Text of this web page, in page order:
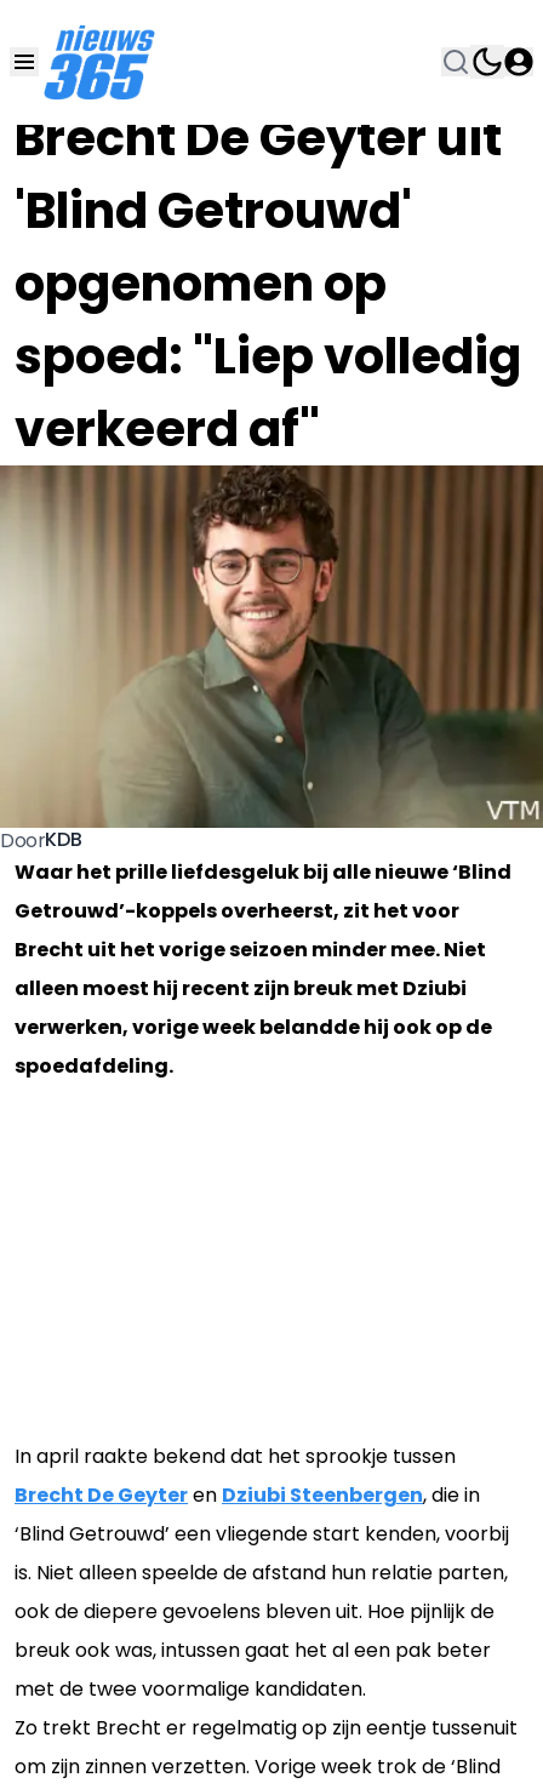
Brecht De Geyter uit
'Blind Getrouwd'
opgenomen op
spoed: "Liep volledig
verkeerd af"
20 SEP 2023, 22:00
DoorKDB
Waar het prille liefdesgeluk bij alle nieuwe ‘Blind
Getrouwd’-koppels overheerst, zit het voor
Brecht uit het vorige seizoen minder mee. Niet
alleen moest hij recent zijn breuk met Dziubi
verwerken, vorige week belandde hij ook op de
spoedafdeling.
In april raakte bekend dat het sprookje tussen
Brecht De Geyteren Dziubi Steenbergen, die in
‘Blind Getrouwd’ een vliegende start kenden, voorbij
is. Niet alleen speelde de afstand hun relatie parten,
ook de diepere gevoelens bleven uit. Hoe pijnlijk de
breuk ook was, intussen gaat het al een pak beter
met de twee voormalige kandidaten.
Zo trekt Brecht er regelmatig op zijn eentje tussenuit
om zijn zinnen verzetten. Vorige week trok de ‘Blind